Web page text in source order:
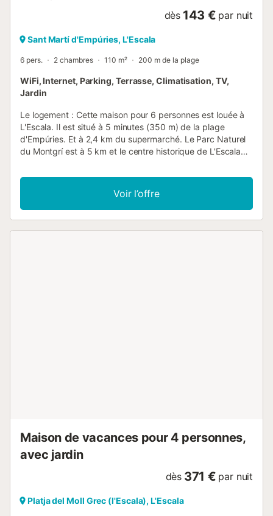
dès 143 € par nuit
Sant Martí d'Empúries, L'Escala
6 pers. 2 chambres 110 m² 200 m de la plage
WiFi, Internet, Parking, Terrasse, Climatisation, TV,
Jardin
Le logement : Cette maison pour 6 personnes est louée à
L'Escala. Il est situé à 5 minutes (350 m) de la plage
d'Empúries. Et à 2,4 km du supermarché. Le Parc Naturel
du Montgrí est à 5 km et le centre historique de L'Escala
d'un jardin et d'un espace repas extérieur avec un
barbecue intégré. Le salon dispose de la climatisation,
d'une télévision, d'une connexion Wi-Fi et d'un canapé-lit
de 110 cm. La cuisine est séparée, entièrement équipée
Voir l’offre
Maison de vacances pour 4 personnes,
avec jardin
dès 371 € par nuit
Platja del Moll Grec (l'Escala), L'Escala